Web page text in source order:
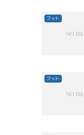
フット
フット